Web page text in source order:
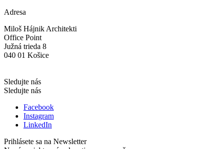
Adresa
Miloš Hájnik Architekti
Office Point
Južná trieda 8
040 01 Košice
Sledujte nás
Sledujte nás
Facebook
Instagram
LinkedIn
Prihlásete sa na Newsletter